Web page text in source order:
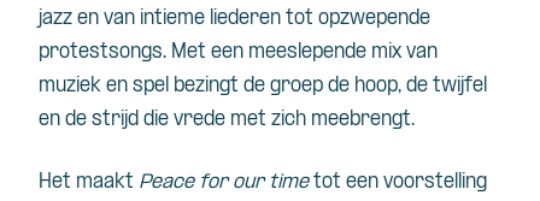
jazz en van intieme liederen tot opzwepende
protestsongs. Met een meeslepende mix van
muziek en spel bezingt de groep de hoop, de twijfel
en de strijd die vrede met zich meebrengt.
Het maakt Peace for our timetot een voorstelling